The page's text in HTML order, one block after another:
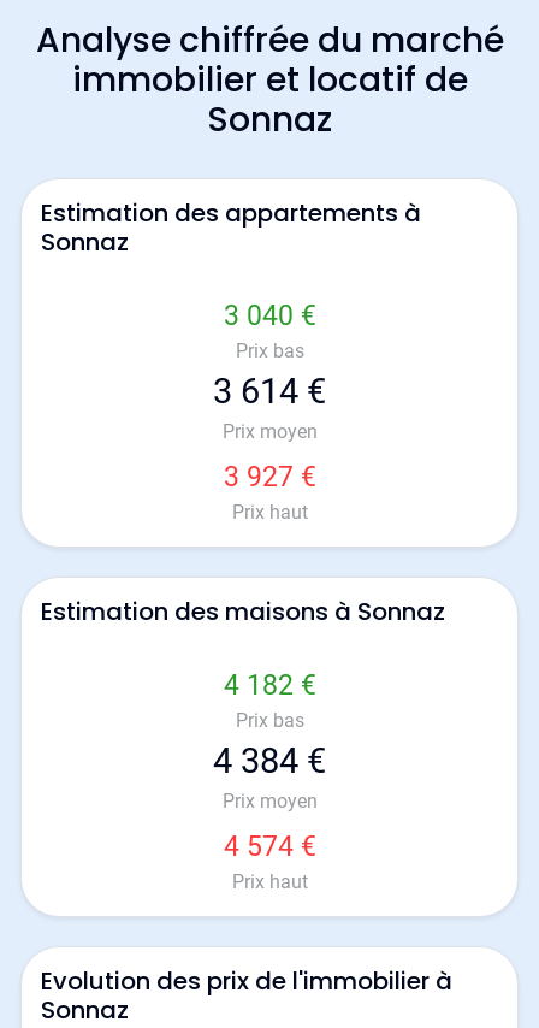
Analyse chiffrée du marché
immobilier et locatif de
Sonnaz
Estimation des appartements à
Sonnaz
3 040 €
Prix bas
3 614 €
Prix moyen
3 927 €
Prix haut
Estimation des maisons à Sonnaz
4 182 €
Prix bas
4 384 €
Prix moyen
4 574 €
Prix haut
Evolution des prix de l'immobilier à
Sonnaz